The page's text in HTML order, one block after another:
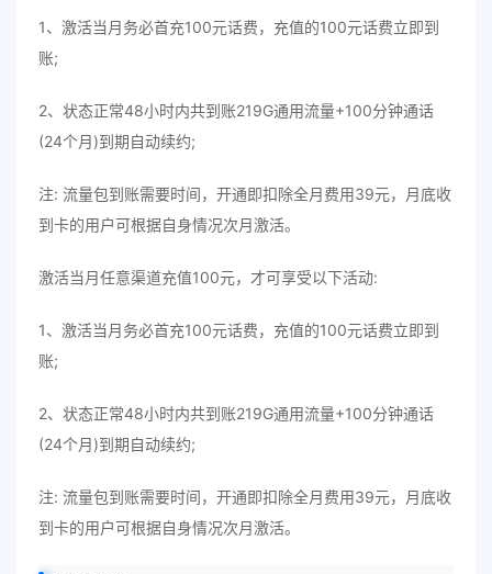
1、激活当月务必首充100元话费，充值的100元话费立即到
账;
2、状态正常48小时内共到账219G通用流量+100分钟通话
(24个月)到期自动续约;
注: 流量包到账需要时间，开通即扣除全月费用39元，月底收
到卡的用户可根据自身情况次月激活。
激活当月任意渠道充值100元，才可享受以下活动:
1、激活当月务必首充100元话费，充值的100元话费立即到
账;
2、状态正常48小时内共到账219G通用流量+100分钟通话
(24个月)到期自动续约;
注: 流量包到账需要时间，开通即扣除全月费用39元，月底收
到卡的用户可根据自身情况次月激活。